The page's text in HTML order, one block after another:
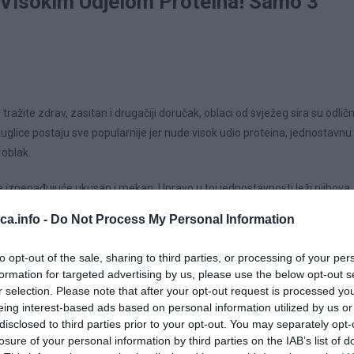
- Do Not Process My Personal Information
opt-out of the sale, sharing to third parties, or processing of your
for targeted advertising by us, please use the below opt-out
selection. Please note that after your opt-out request is processed
interest-based ads based on personal information utilized by us
to third parties prior to your opt-out. You may separately
of your personal information by third parties on the IAB’s list of
zdrav, zasitan i drugačiji doručak, oblaci od svježeg sira su
postaju sve popularnije jer nude visok udio proteina, jednostavnu
ukusan i mekan. Upravo u toj jednostavnosti leži njihova
vještine * mogu se pripremiti u slatkoj ili slanoj varijanti *
jutra Zbog svega toga, lako postaju redovan dio jelovnika.